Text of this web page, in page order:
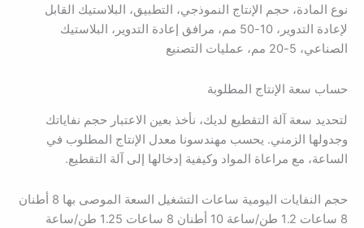
نوع المادة، حجم الإنتاج النموذجي، التطبيق، البلاستيك القابل
لإعادة التدوير، 10-50 مم، مرافق إعادة التدوير، البلاستيك
الصناعي، 5-20 مم، عمليات التصنيع
حساب سعة الإنتاج المطلوبة
لتحديد سعة آلة التقطيع لديك، نأخذ بعين الاعتبار حجم نفاياتك
وجدولها الزمني. يحسب مهندسونا معدل الإنتاج المطلوب في
الساعة، مع مراعاة المواد وكيفية إدخالها إلى آلة التقطيع.
حجم النفايات اليومية ساعات التشغيل السعة الموصى بها 8 أطنان
8 ساعات 1.2 طن/ساعة 10 أطنان 8 ساعات 1.25 طن/ساعة